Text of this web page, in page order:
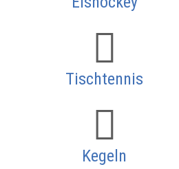
Tischtennis
Kegeln